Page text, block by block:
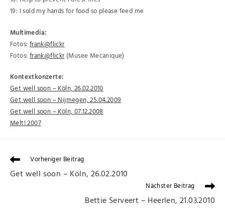
19: I sold my hands for food so please feed me
Multimedia:
Fotos:frank@flickr
Fotos:frank@flickr(Musee Mecanique)
Kontextkonzerte:
Get well soon – Köln, 26.02.2010
Get well soon – Nijmegen, 25.04.2009
Get well soon – Köln, 07.12.2008
Melt! 2007
Vorheriger Beitrag
Get well soon – Köln, 26.02.2010
Nächster Beitrag
Bettie Serveert – Heerlen, 21.03.2010